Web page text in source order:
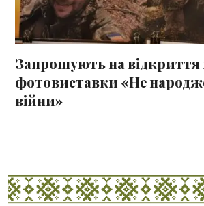
Запрошують на відкриття
фотовиставки «Не
війни»